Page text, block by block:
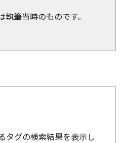
筆当時のものです。
タグの検索結果を表示し